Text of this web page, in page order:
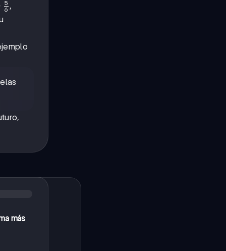
6
5 ,
más